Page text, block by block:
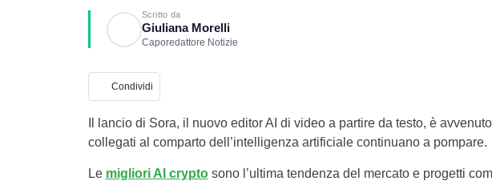
Scritto da
Giuliana Morelli
Caporedattore Notizie
Condividi
Il lancio di Sora, il nuovo editor AI di video a partire da testo, è
collegati al comparto dell’intelligenza artificiale continuano a pompare.
Le migliori AI cryptosono l’ultima tendenza del mercato e progetti